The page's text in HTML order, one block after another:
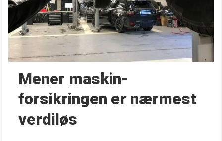
Mener maskin­
forsikringen er nærmest
verdiløs